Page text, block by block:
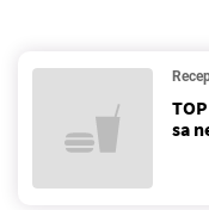
sa